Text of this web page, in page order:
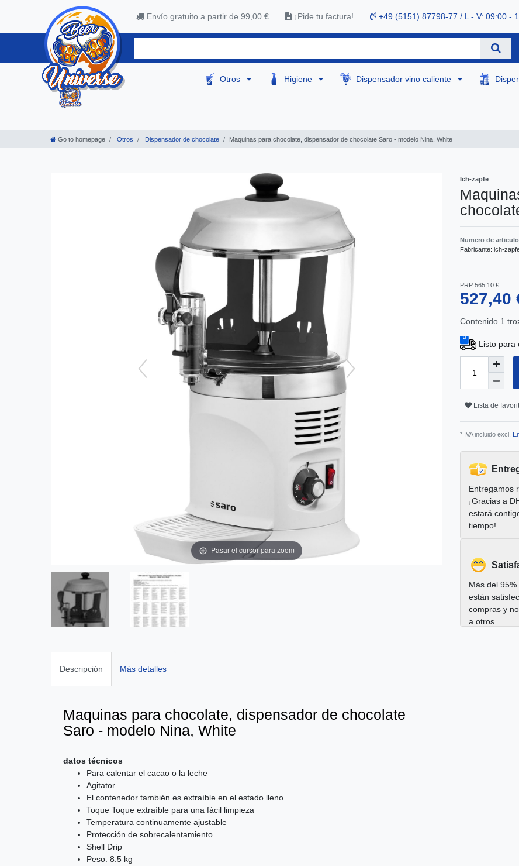
Envío gratuito a partir de 99,00 € ¡Pide tu factura! +49 (5151) 87798-77 / L - V: 09:00 -
Otros Higiene Dispensador vino caliente
Go to homepage Otros Dispensador de chocolate Maquinas para chocolate, dispensador de chocolate Saro - modelo Nina, White
Pasar el cursor para zoom
Descripción Más detalles
Maquinas para chocolate, dispensador de chocolate
Saro - modelo Nina, White
datos técnicos
Para calentar el cacao o la leche
Agitator
El contenedor también es extraíble en el estado lleno
Toque Toque extraíble para una fácil limpieza
Temperatura continuamente ajustable
Protección de sobrecalentamiento
Shell Drip
Peso: 8.5 kg
Ich-zapfe
Numero de articulo
Fabricante: ich-
PRP 565,10 €
527,40
Contenido 1
Listo para
Lista de
* IVA incluido excl.
Entregamos
¡Gracias a
estará
tiempo!
Más del
están
compras y
a otros.